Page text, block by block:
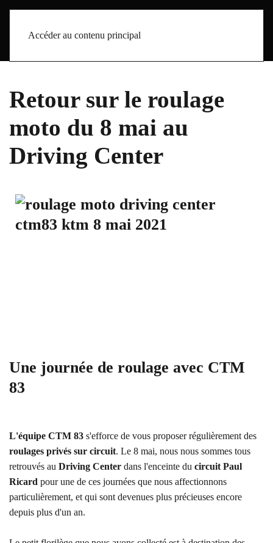
Accéder au contenu principal
Retour sur le roulage
moto du 8 mai au
Driving Center
Une journée de roulage avec CTM
83
L'équipe CTM 83 s'efforce de vous proposer régulièrement des
roulages privés sur circuit. Le 8 mai, nous nous sommes tous
retrouvés au Driving Center dans l'enceinte du circuit Paul
Ricard pour une de ces journées que nous affectionnons
particulièrement, et qui sont devenues plus précieuses encore
depuis plus d'un an.